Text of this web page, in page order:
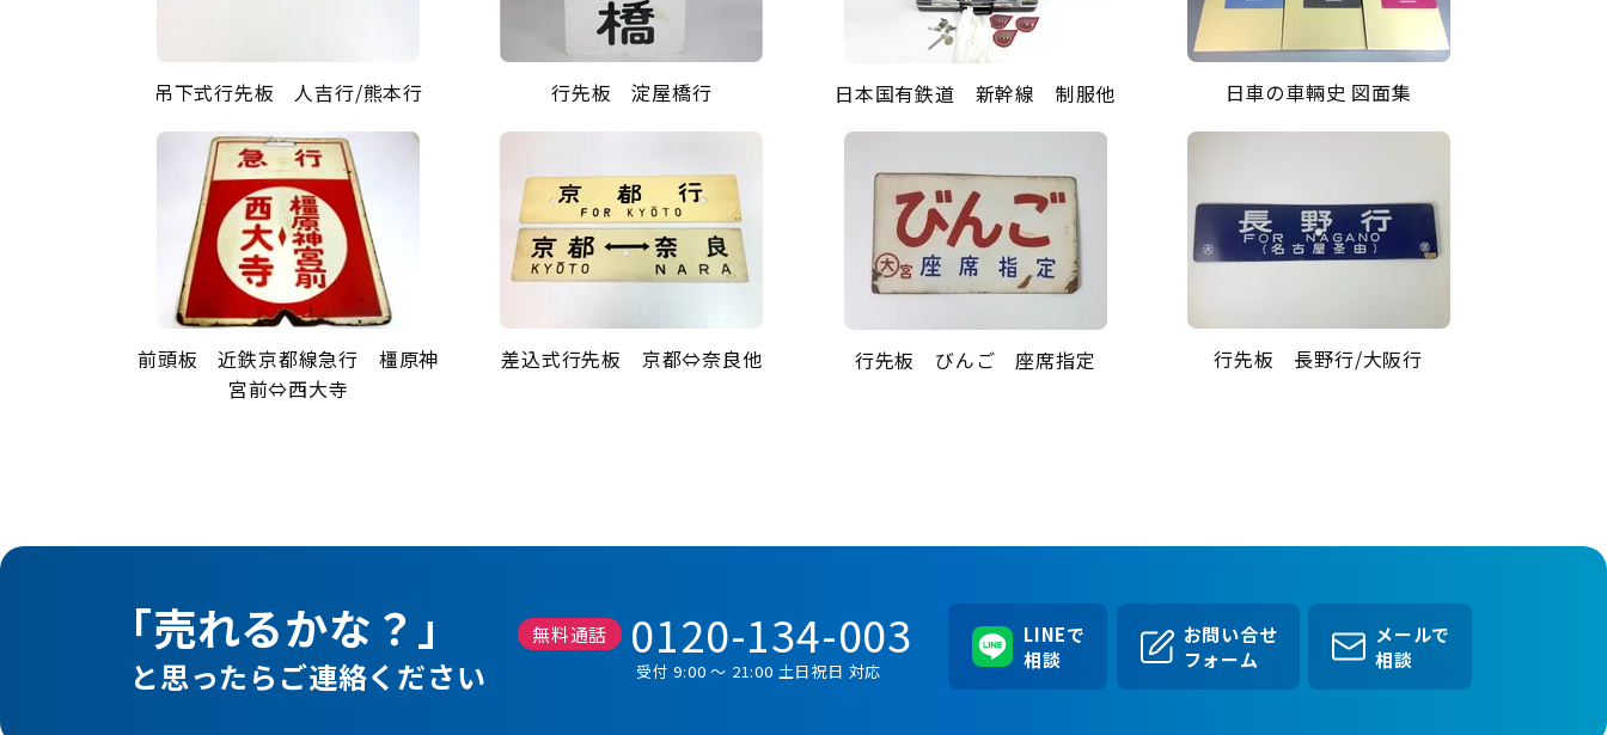
吊下式行先板 人吉行/熊本行 行先板 淀屋橋行 日本国有鉄道 新幹線 制服他 日車の車輛史 図面集
前頭板 近鉄京都線急行 橿原神
宮前⇔西大寺
差込式行先板 京都⇔奈良他 行先板 びんご 座席指定 行先板 長野行/大阪行
「売れるかな？」
と思ったらご連絡ください
無料通話 0120-134-003
受付 9:00 ～ 21:00 土日祝日 対応
LINEで
相談
お問い合せ
フォーム
メールで
相談